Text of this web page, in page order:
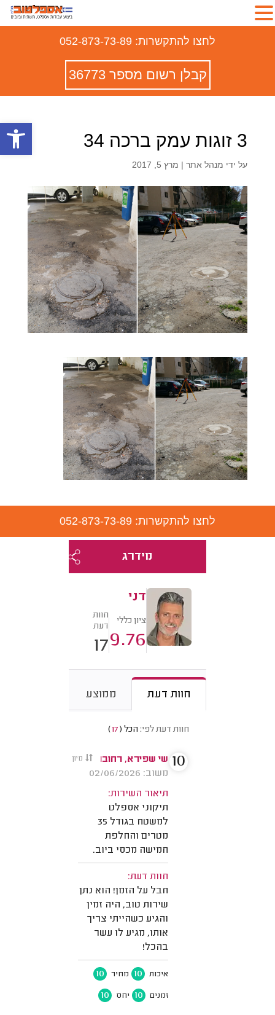
פתח
לחצו להתקשרות: 052-873-73-89
קבלן רשום מספר 36773
3 זוגות עמק ברכה 34
על ידי מנהל אתר| מרץ 5, 2017
לחצו להתקשרות: 052-873-73-89